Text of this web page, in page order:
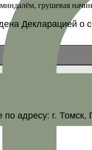
грушевая
Декларацией
адресу: г. Томск,